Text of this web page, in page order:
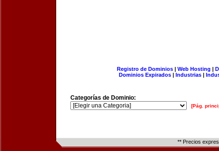
Registro de Dominios| Web Hosting |
Dominios Expirados | Industrias |
Categorías de Dominio:
[Pág.
** Precios